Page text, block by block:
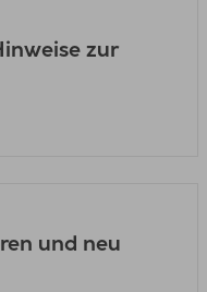
zur
und neu